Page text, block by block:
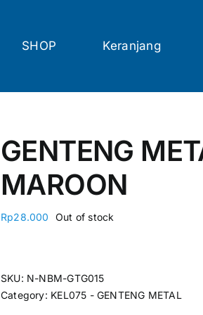
SHOP Keranjang
GENTENG
MAROON
Rp28.000 Out of stock
SKU: N-NBM-GTG015
Category: KEL075 - GENTENG METAL